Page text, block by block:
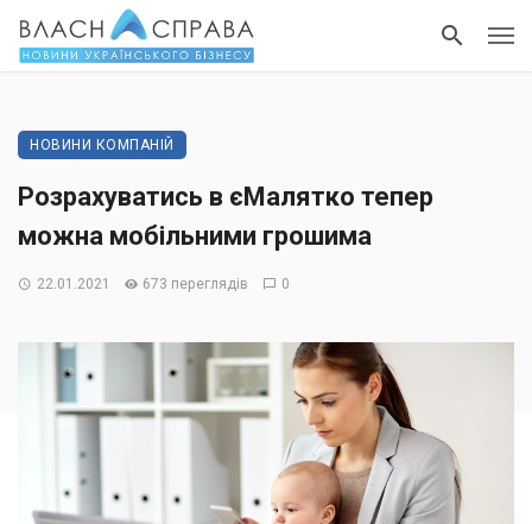
НОВИНИ КОМПАНІЙ
Розрахуватись в єМалятко тепер
можна мобільними грошима
22.01.2021 673 переглядів 0